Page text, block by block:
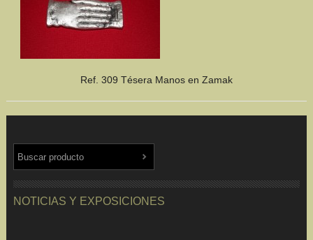
Ref. 309 Tésera Manos en Zamak
NOTICIAS Y EXPOSICIONES